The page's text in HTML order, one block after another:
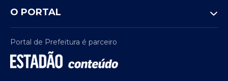
O PORTAL
Portal de Prefeitura é parceiro